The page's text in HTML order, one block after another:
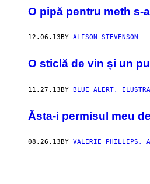
O pipă pentru meth s-
12.06.13 BY ALISON STEVENSON
O sticlă de vin și un
11.27.13BY BLUE ALERT,
Ăsta-i permisul meu
08.26.13 BY VALERIE PHILLIPS,